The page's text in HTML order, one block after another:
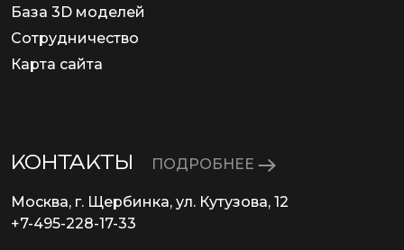
База 3D моделей
Сотрудничество
Карта сайта
КОНТАКТЫ ПОДРОБНЕЕ
Москва, г. Щербинка, ул. Кутузова, 12
+7-495-228-17-33